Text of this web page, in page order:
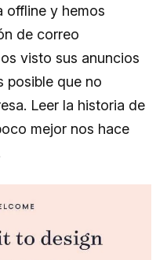
offline y hemos
de correo
visto sus anuncios
posible que no
Leer la historia de
mejor nos hace